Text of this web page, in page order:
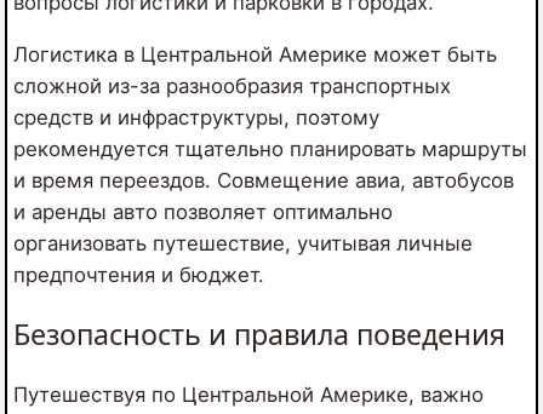
Логистика в Центральной Америке может быть
сложной из-за разнообразия транспортных
средств и инфраструктуры, поэтому
рекомендуется тщательно планировать маршруты
и время переездов. Совмещение авиа, автобусов
и аренды авто позволяет оптимально
организовать путешествие, учитывая личные
предпочтения и бюджет.
Безопасность и правила поведения
Путешествуя по Центральной Америке, важно